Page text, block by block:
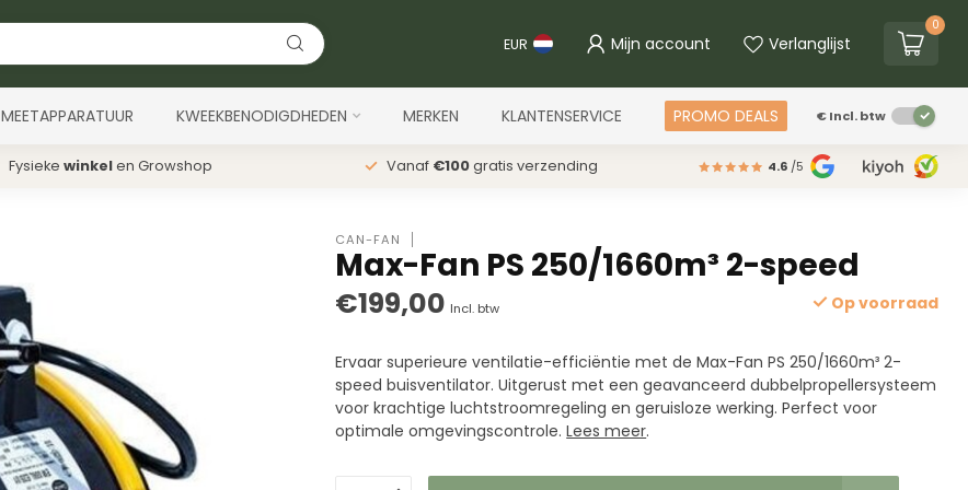
EUR Mijn account Verlanglijst
0
MEETAPPARATUUR KWEEKBENODIGDHEDEN MERKEN KLANTENSERVICE PROMO DEALS €Incl. btw
Fysieke winkelen Growshop Vanaf €100gratis verzending 4.6 /5
CAN-FAN
Max-Fan PS 250/1660m³ 2-speed
€199,00 Incl. btw Op voorraad
Ervaar superieure ventilatie-efficiëntie met de Max-Fan PS 250/1660m³ 2-
speed buisventilator. Uitgerust met een geavanceerd dubbelpropellersysteem
voor krachtige luchtstroomregeling en geruisloze werking. Perfect voor
optimale omgevingscontrole.Lees meer.